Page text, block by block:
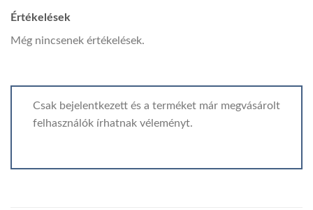
Értékelések
Még nincsenek értékelések.
Csak bejelentkezett és a terméket már megvásárolt
felhasználók írhatnak véleményt.